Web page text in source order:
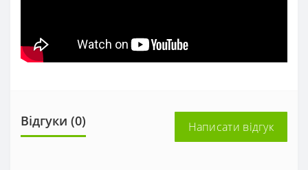
Відгуки (0) Написати відгук